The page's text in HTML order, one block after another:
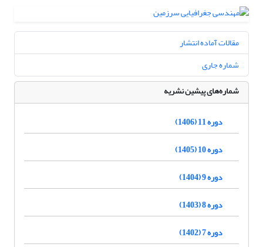
مقالات آماده انتشار
شماره جاری
شماره‌های پیشین نشریه
دوره 11 (1406)
دوره 10 (1405)
دوره 9 (1404)
دوره 8 (1403)
دوره 7 (1402)